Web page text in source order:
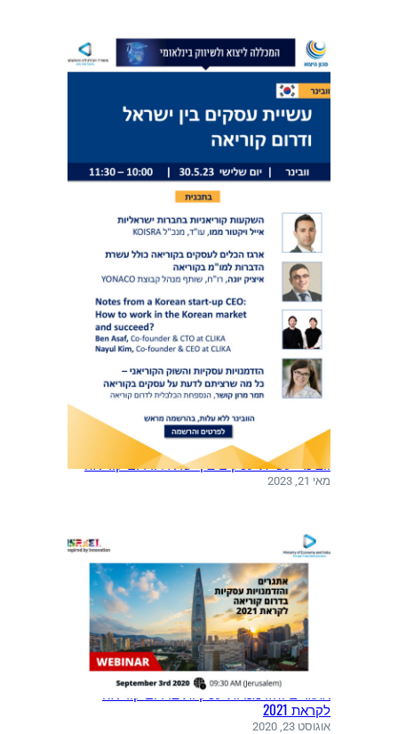
וובינר: עשיית עסקים בין ישראל ודרום קוריאה
מאי 21, 2023
אתגרים והזדמנויות עסקיות בדרום קוריאה
לקראת 2021
אוגוסט 23, 2020